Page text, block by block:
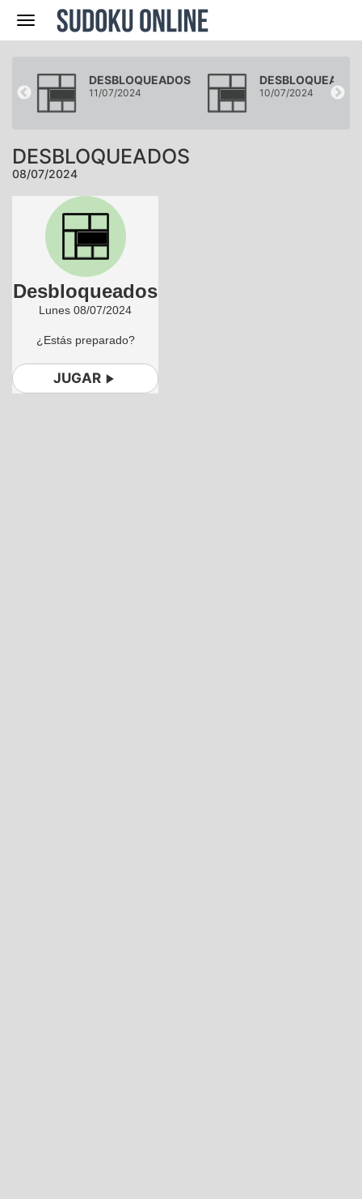
Navegación
DESBLOQUEADOS
11/07/2024
DESBLOQUEADOS
10/07/2024
DESBLOQUEADOS
08/07/2024
Desbloqueados
Lunes 08/07/2024
¿Estás preparado?
JUGAR